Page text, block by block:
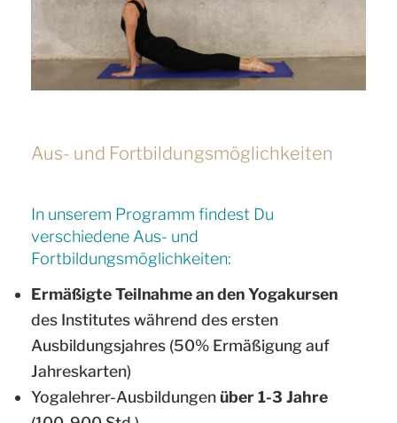
Aus- und Fortbildungsmöglichkeiten
In unserem Programm findest Du
verschiedene Aus- und
Fortbildungsmöglichkeiten:
Ermäßigte Teilnahme an den Yogakursen
des Institutes während des ersten
Ausbildungsjahres (50% Ermäßigung auf
Jahreskarten)
Yogalehrer-Ausbildungenüber 1-3 Jahre